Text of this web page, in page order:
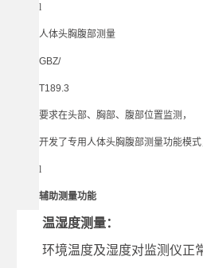
l
人体头胸腹部测量
GBZ/
T189.3
要求在头部、胸部、腹部位置监测，
开发了专用人体头胸腹部测量功能模式
l
辅助测量功能
温湿度测量：
环境温度及湿度对监测仪正